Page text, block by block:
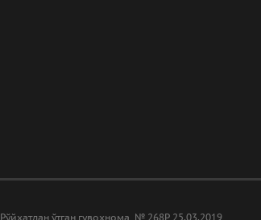
Рўйхатдан ўтган гувоҳнома № 268Р 25.03.2019